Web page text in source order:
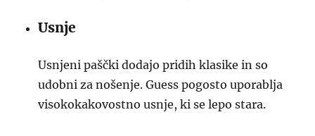
Usnje
Usnjeni paščki dodajo pridih klasike in so
udobni za nošenje. Guess pogosto uporablja
visokokakovostno usnje, ki se lepo stara.